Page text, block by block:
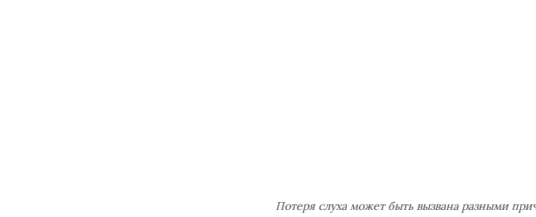
Потеря слуха может быть вызвана разными